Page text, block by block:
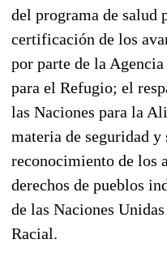
del programa de
certificación de los
por parte de la
para el Refugio; el
las Naciones para la
materia de seguridad
reconocimiento de los
derechos de pueblos
de las Naciones
Racial.